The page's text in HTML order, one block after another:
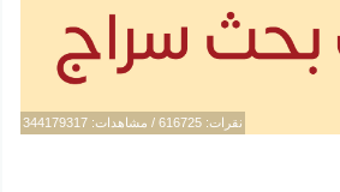
نقرات: 616725 / مشاهدات: 344179317